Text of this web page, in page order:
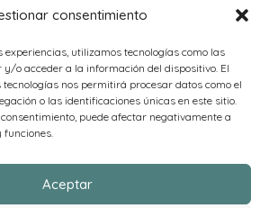
consentimiento
experiencias, utilizamos tecnologías como las
o acceder a la información del dispositivo. El
nos permitirá procesar datos como el
o las identificaciones únicas en este sitio.
puede afectar negativamente a
Aceptar
de privacidad
Accesibilidad
de cookies (UE)